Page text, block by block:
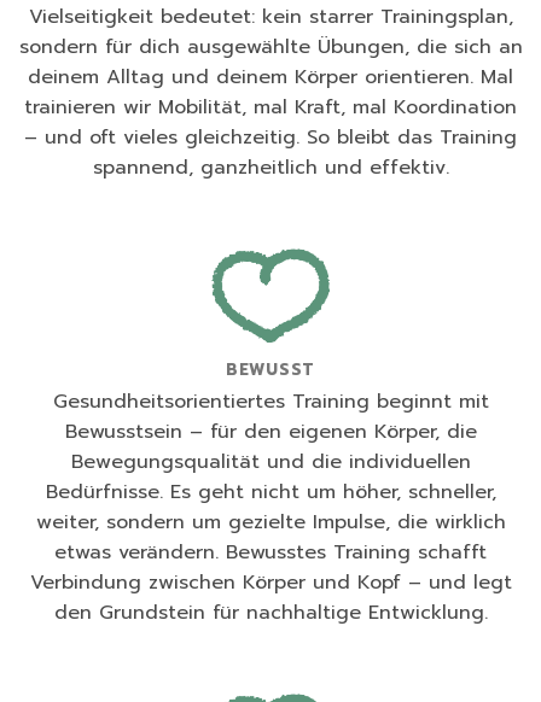
Vielseitigkeit bedeutet: kein starrer Trainingsplan,
sondern für dich ausgewählte Übungen, die sich an
deinem Alltag und deinem Körper orientieren. Mal
trainieren wir Mobilität, mal Kraft, mal Koordination
– und oft vieles gleichzeitig. So bleibt das Training
spannend, ganzheitlich und effektiv.
BEWUSST
Gesundheitsorientiertes Training beginnt mit
Bewusstsein – für den eigenen Körper, die
Bewegungsqualität und die individuellen
Bedürfnisse. Es geht nicht um höher, schneller,
weiter, sondern um gezielte Impulse, die wirklich
etwas verändern. Bewusstes Training schafft
Verbindung zwischen Körper und Kopf – und legt
den Grundstein für nachhaltige Entwicklung.